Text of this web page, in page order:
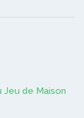
Jeu de Maison